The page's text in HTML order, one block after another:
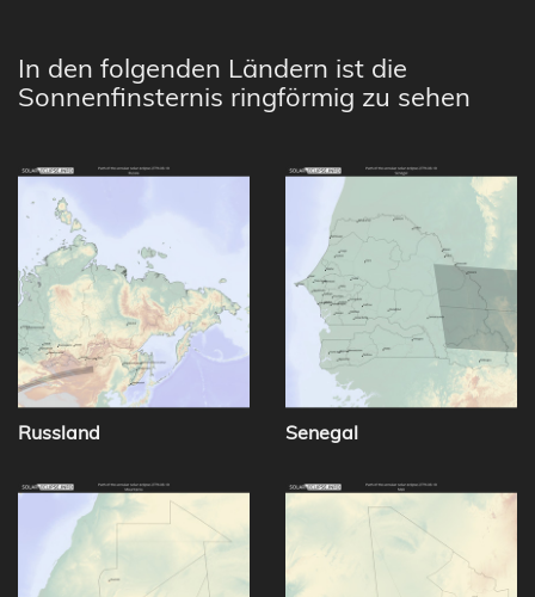
In den folgenden Ländern ist die
Sonnenfinsternis ringförmig zu sehen
Russland Senegal